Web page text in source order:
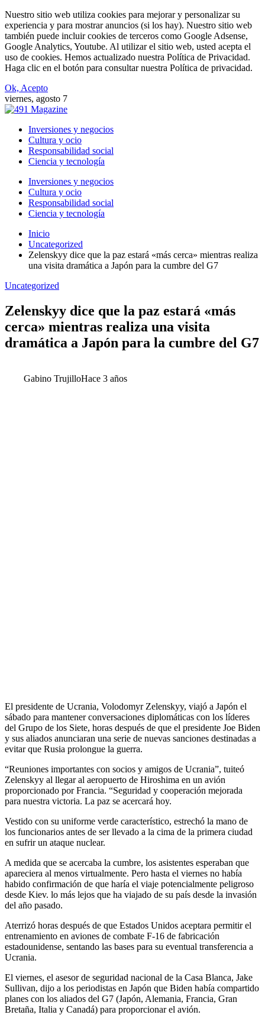
Nuestro sitio web utiliza cookies para mejorar y personalizar su
experiencia y para mostrar anuncios (si los hay). Nuestro sitio web
también puede incluir cookies de terceros como Google Adsense,
Google Analytics, Youtube. Al utilizar el sitio web, usted acepta el
uso de cookies. Hemos actualizado nuestra Política de Privacidad.
Haga clic en el botón para consultar nuestra Política de privacidad.
Ok, Acepto
viernes, agosto 7
Inversiones y negocios
Cultura y ocio
Responsabilidad social
Ciencia y tecnología
Inversiones y negocios
Cultura y ocio
Responsabilidad social
Ciencia y tecnología
Inicio
Uncategorized
Zelenskyy dice que la paz estará «más cerca» mientras realiza
una visita dramática a Japón para la cumbre del G7
Uncategorized
Zelenskyy dice que la paz estará «más
cerca» mientras realiza una visita
dramática a Japón para la cumbre del G7
Gabino TrujilloHace 3 años
El presidente de Ucrania, Volodomyr Zelenskyy, viajó a Japón el
sábado para mantener conversaciones diplomáticas con los líderes
del Grupo de los Siete, horas después de que el presidente Joe Biden
y sus aliados anunciaran una serie de nuevas sanciones destinadas a
evitar que Rusia prolongue la guerra.
“Reuniones importantes con socios y amigos de Ucrania”, tuiteó
Zelenskyy al llegar al aeropuerto de Hiroshima en un avión
proporcionado por Francia. “Seguridad y cooperación mejorada
para nuestra victoria. La paz se acercará hoy.
Vestido con su uniforme verde característico, estrechó la mano de
los funcionarios antes de ser llevado a la cima de la primera ciudad
en sufrir un ataque nuclear.
A medida que se acercaba la cumbre, los asistentes esperaban que
apareciera al menos virtualmente. Pero hasta el viernes no había
habido confirmación de que haría el viaje potencialmente peligroso
desde Kiev. lo más lejos que ha viajado de su país desde la invasión
del año pasado.
Aterrizó horas después de que Estados Unidos aceptara permitir el
entrenamiento en aviones de combate F-16 de fabricación
estadounidense, sentando las bases para su eventual transferencia a
Ucrania.
El viernes, el asesor de seguridad nacional de la Casa Blanca, Jake
Sullivan, dijo a los periodistas en Japón que Biden había compartido
planes con los aliados del G7 (Japón, Alemania, Francia, Gran
Bretaña, Italia y Canadá) para proporcionar el avión.